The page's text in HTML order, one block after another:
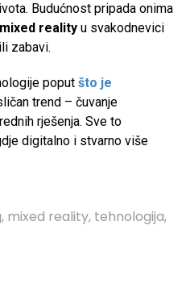
Budućnost pripada onima
reality u svakodnevici
zabavi.
poput što je
trend – čuvanje
rješenja. Sve to
digitalno i stvarno više
, mixed reality, tehnologija,